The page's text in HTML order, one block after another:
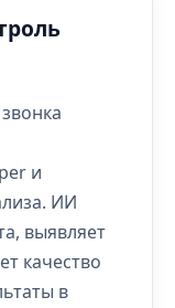
и
ИИ
выявляет
качество
в